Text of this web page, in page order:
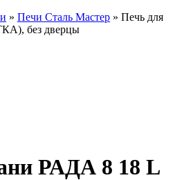
» Печи Сталь Мастер » Печь для
без дверцы
РАДА 8 18 L